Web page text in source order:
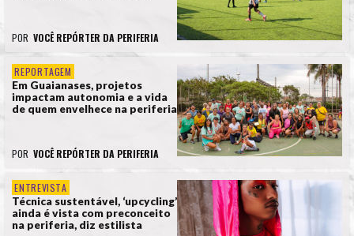
POR VOCÊ REPÓRTER DA PERIFERIA
REPORTAGEM
Em Guaianases, projetos
impactam autonomia e a vida
de quem envelhece na periferia
POR VOCÊ REPÓRTER DA PERIFERIA
ENTREVISTA
Técnica sustentável, ‘upcycling’
ainda é vista com preconceito
na periferia, diz estilista